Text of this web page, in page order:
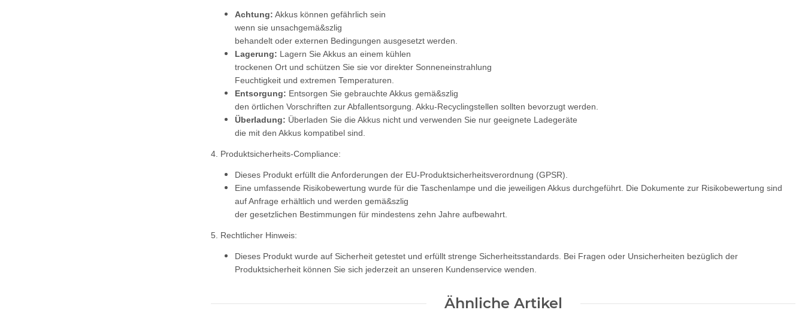
Achtung: Akkus können gefährlich sein
wenn sie unsachgemä&szlig
behandelt oder externen Bedingungen ausgesetzt werden.
Lagerung: Lagern Sie Akkus an einem kühlen
trockenen Ort und schützen Sie sie vor direkter Sonneneinstrahlung
Feuchtigkeit und extremen Temperaturen.
Entsorgung: Entsorgen Sie gebrauchte Akkus gemä&szlig
den örtlichen Vorschriften zur Abfallentsorgung. Akku-Recyclingstellen sollten bevorzugt werden.
Überladung: Überladen Sie die Akkus nicht und verwenden Sie nur geeignete Ladegeräte
die mit den Akkus kompatibel sind.
4. Produktsicherheits-Compliance:
Dieses Produkt erfüllt die Anforderungen der EU-Produktsicherheitsverordnung (GPSR).
Eine umfassende Risikobewertung wurde für die Taschenlampe und die jeweiligen Akkus durchgeführt. Die Dokumente zur Risikobewertung sind
auf Anfrage erhältlich und werden gemä&szlig
der gesetzlichen Bestimmungen für mindestens zehn Jahre aufbewahrt.
5. Rechtlicher Hinweis:
Dieses Produkt wurde auf Sicherheit getestet und erfüllt strenge Sicherheitsstandards. Bei Fragen oder Unsicherheiten bezüglich der
Produktsicherheit können Sie sich jederzeit an unseren Kundenservice wenden.
Ähnliche Artikel